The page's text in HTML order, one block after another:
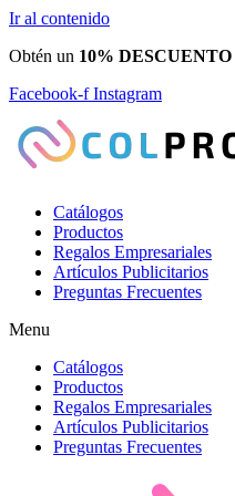
Ir al contenido
Obtén un 10% DESCUENTO
Facebook-f Instagram
Catálogos
Productos
Regalos Empresariales
Artículos Publicitarios
Preguntas Frecuentes
Menu
Catálogos
Productos
Regalos Empresariales
Artículos Publicitarios
Preguntas Frecuentes